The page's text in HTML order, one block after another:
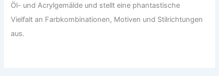
Öl- und Acrylgemälde und stellt eine phantastische
Vielfalt an Farbkombinationen, Motiven und Stilrichtungen
aus.